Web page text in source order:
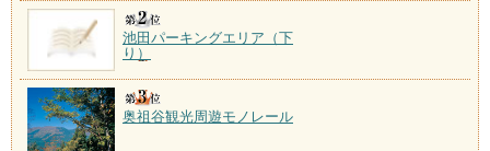
池田パーキングエリア（下
り）
奥祖谷観光周遊モノレール